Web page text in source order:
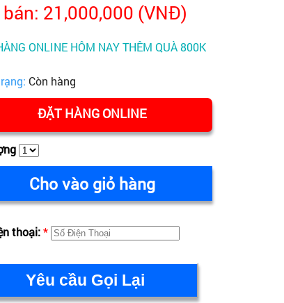
bán: 21,000,000 (VNĐ)
ONLINE HÔM NAY THÊM QUÀ 800K
Còn hàng
ĐẶT HÀNG ONLINE
Cho vào giỏ hàng
thoại:*